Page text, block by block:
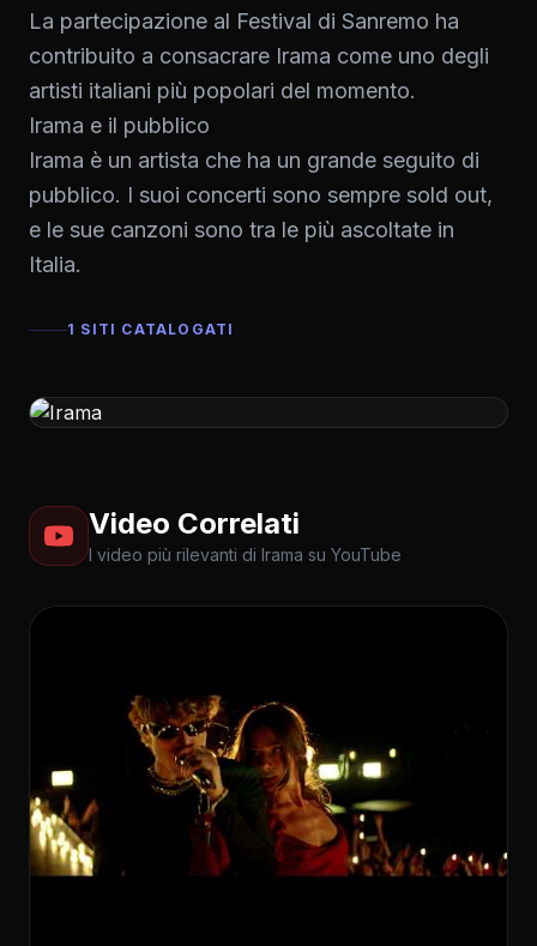
La partecipazione al Festival di Sanremo ha
contribuito a consacrare Irama come uno degli
artisti italiani più popolari del momento.
Irama e il pubblico
Irama è un artista che ha un grande seguito di
pubblico. I suoi concerti sono sempre sold out,
e le sue canzoni sono tra le più ascoltate in
Italia.
1 SITI CATALOGATI
Video Correlati
I video più rilevanti di Irama su YouTube